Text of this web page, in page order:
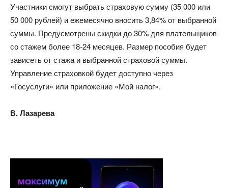
Участники смогут выбрать страховую сумму (35 000 или
50 000 рублей) и ежемесячно вносить 3,84% от выбранной
суммы. Предусмотрены скидки до 30% для плательщиков
со стажем более 18-24 месяцев. Размер пособия будет
зависеть от стажа и выбранной страховой суммы.
Управление страховкой будет доступно через
«Госуслуги» или приложение «Мой налог».
В. Лазарева